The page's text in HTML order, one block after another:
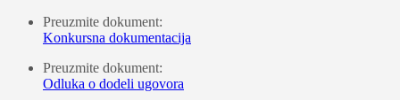
Preuzmite dokument:
Konkursna dokumentacija
Preuzmite dokument:
Odluka o dodeli ugovora